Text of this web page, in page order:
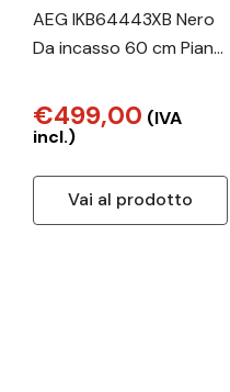
AEG IKB64443XB Nero
Da incasso 60 cm Piano
Fornello(i)
€499,00 (IVA
incl.)
Vai al prodotto